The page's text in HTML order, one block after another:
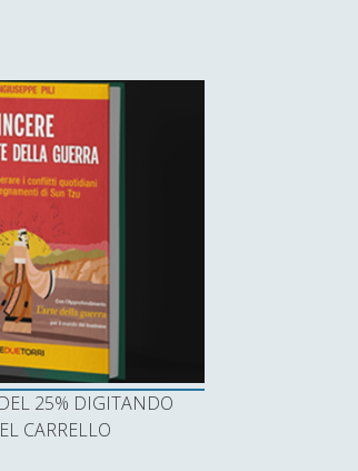
25% DIGITANDO
CARRELLO